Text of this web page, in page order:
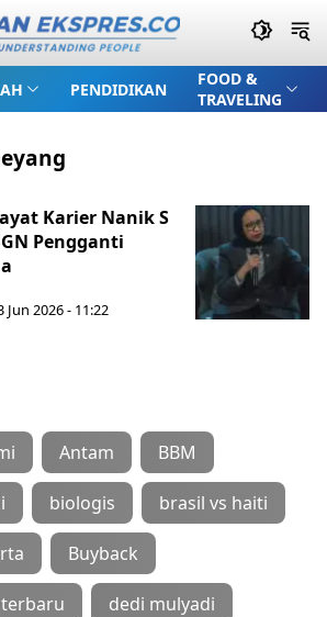
PENDIDIKAN
FOOD &
TRAVELING
Karier Nanik S
Pengganti
Jun 2026 - 11:22
Antam BBM
biologis brasil vs haiti
Buyback
dedi mulyadi